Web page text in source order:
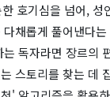
호기심을 넘어, 성
채롭게 풀어낸다
독자라면 장르의
스토리를 찾는 데